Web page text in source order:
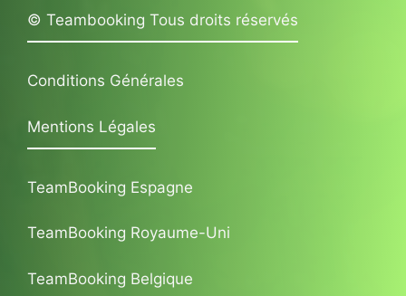
© Teambooking Tous droits réservés
Conditions Générales
Mentions Légales
TeamBooking Espagne
TeamBooking Royaume-Uni
TeamBooking Belgique